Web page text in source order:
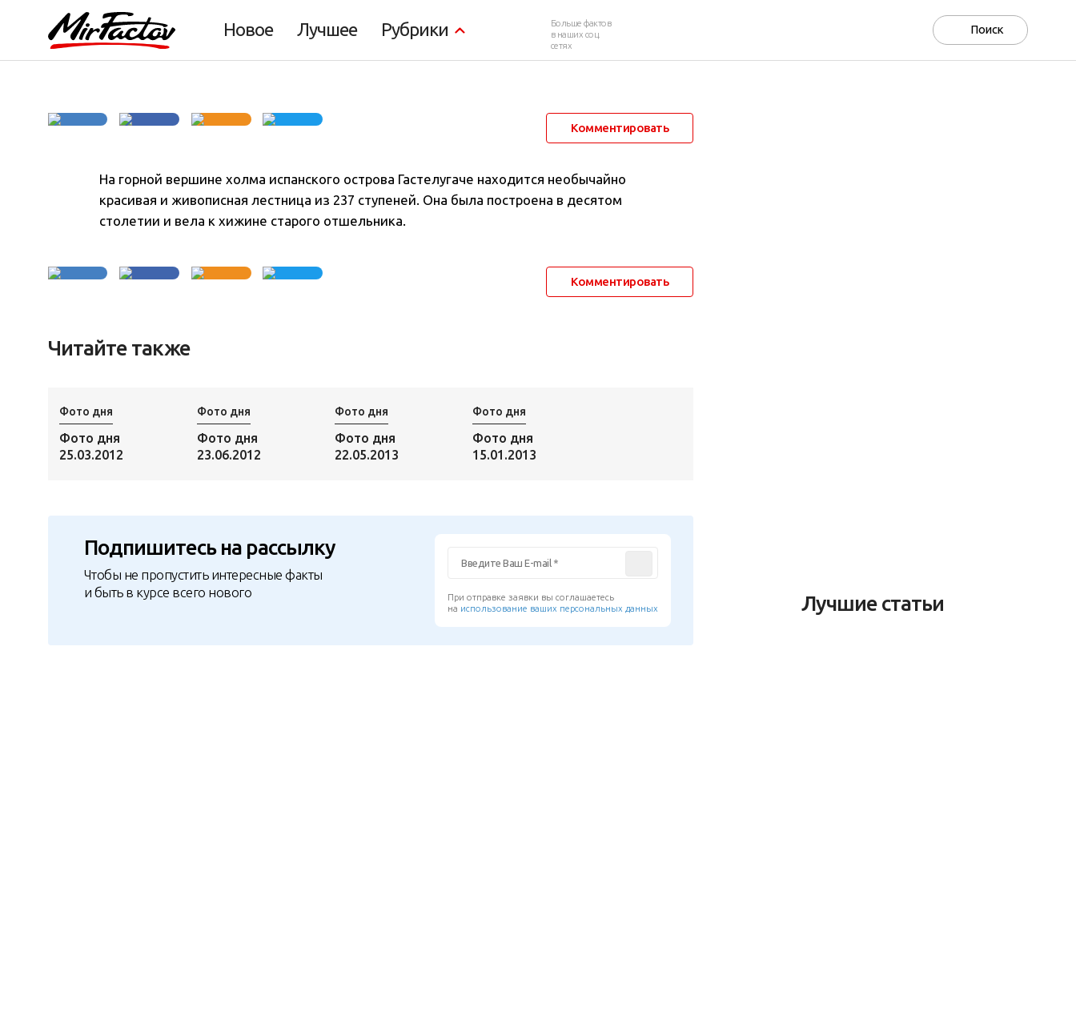
Новое Лучшее Рубрики
Больше фактов
в наших соц.
сетях
Комментировать
На горной вершине холма испанского острова Гастелугаче находится необычайно
красивая и живописная лестница из 237 ступеней. Она была построена в десятом
столетии и вела к хижине старого отшельника.
Комментировать
Читайте также
Фото дня
Фото дня
25.03.2012
Фото дня
Фото дня
23.06.2012
Фото дня
Фото дня
22.05.2013
Фото дня
Фото дня
15.01.2013
Подпишитесь на рассылку
Чтобы не пропустить интересные факты
и быть в курсе всего нового
При отправке заявки вы соглашаетесь
на использование ваших персональных данных Лучшие статьи